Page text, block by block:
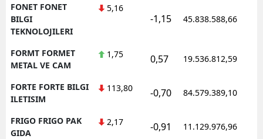
FONET FONET
BILGI
TEKNOLOJILERI
5,16
-1,15 45.838.588,66
FORMT FORMET
METAL VE CAM
1,75 0,57 19.536.812,59
FORTE FORTE BILGI
ILETISIM
113,80 -0,70 84.579.389,10
FRIGO FRIGO PAK
GIDA
2,17 -0,91 11.129.976,96